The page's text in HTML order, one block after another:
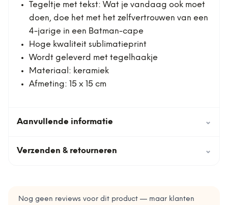
Tegeltje met tekst: Wat je vandaag ook moet
doen, doe het met het zelfvertrouwen van een
4-jarige in een Batman-cape
Hoge kwaliteit sublimatieprint
Wordt geleverd met tegelhaakje
Materiaal: keramiek
Afmeting: 15 x 15 cm
Aanvullende informatie ⌄
Verzenden & retourneren ⌄
Nog geen reviews voor dit product — maar klanten